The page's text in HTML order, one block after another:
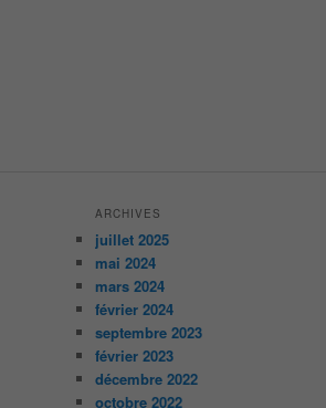
ARCHIVES
juillet 2025
mai 2024
mars 2024
février 2024
septembre 2023
février 2023
décembre 2022
octobre 2022